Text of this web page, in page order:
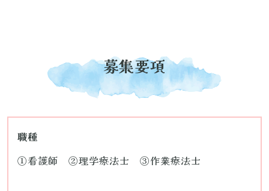
募集要項
職種
①看護師 ②理学療法士 ③作業療法士